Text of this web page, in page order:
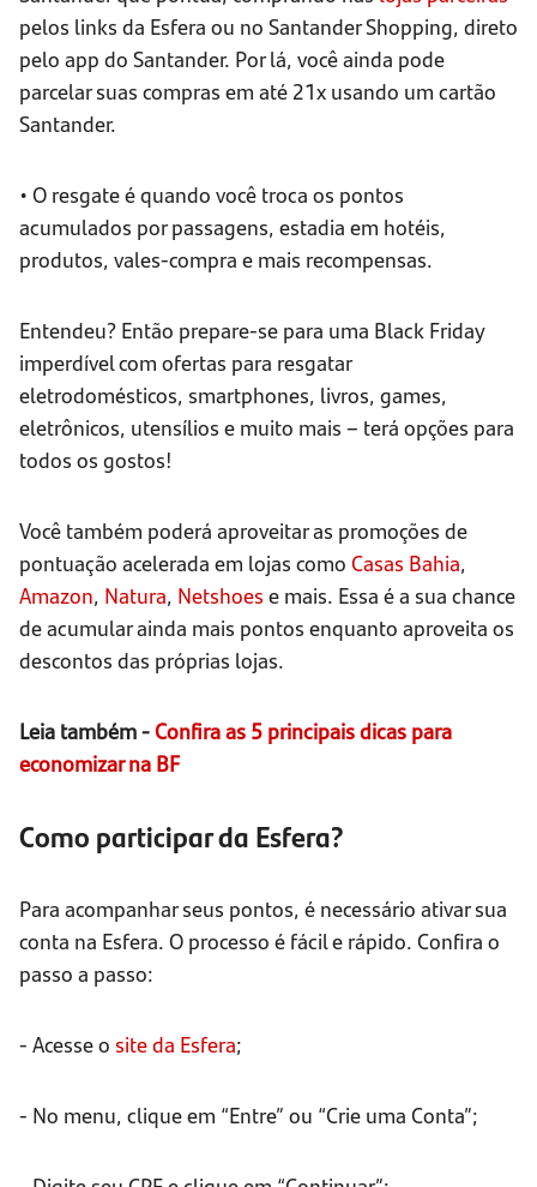
pelos links da Esfera ou no Santander Shopping, direto
pelo app do Santander. Por lá, você ainda pode
parcelar suas compras em até 21x usando um cartão
Santander.
• O resgate é quando você troca os pontos
acumulados por passagens, estadia em hotéis,
produtos, vales-compra e mais recompensas.
Entendeu? Então prepare-se para uma Black Friday
imperdível com ofertas para resgatar
eletrodomésticos, smartphones, livros, games,
eletrônicos, utensílios e muito mais – terá opções para
todos os gostos!
Você também poderá aproveitar as promoções de
pontuação acelerada em lojas como Casas Bahia,
Amazon, Natura, Netshoes e mais. Essa é a sua chance
de acumular ainda mais pontos enquanto aproveita os
descontos das próprias lojas.
Leia também -Confira as 5 principais dicas para
economizar na BF
Como participar da Esfera?
Para acompanhar seus pontos, é necessário ativar sua
conta na Esfera. O processo é fácil e rápido. Confira o
passo a passo:
- Acesse o site da Esfera;
- No menu, clique em “Entre” ou “Crie uma Conta”;